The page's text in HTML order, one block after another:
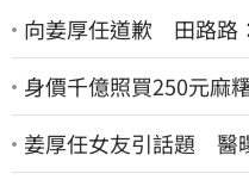
向姜厚任道歉 田路路
身價千億照買250元
姜厚任女友引話題 醫